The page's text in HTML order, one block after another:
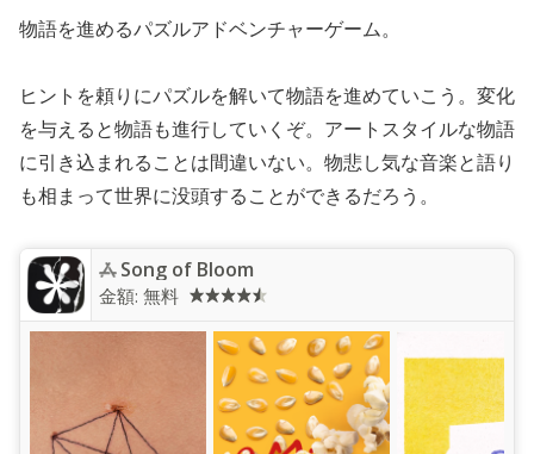
物語を進めるパズルアドベンチャーゲーム。
ヒントを頼りにパズルを解いて物語を進めていこう。変化
を与えると物語も進行していくぞ。アートスタイルな物語
に引き込まれることは間違いない。物悲し気な音楽と語り
も相まって世界に没頭することができるだろう。
Song of Bloom
金額: 無料